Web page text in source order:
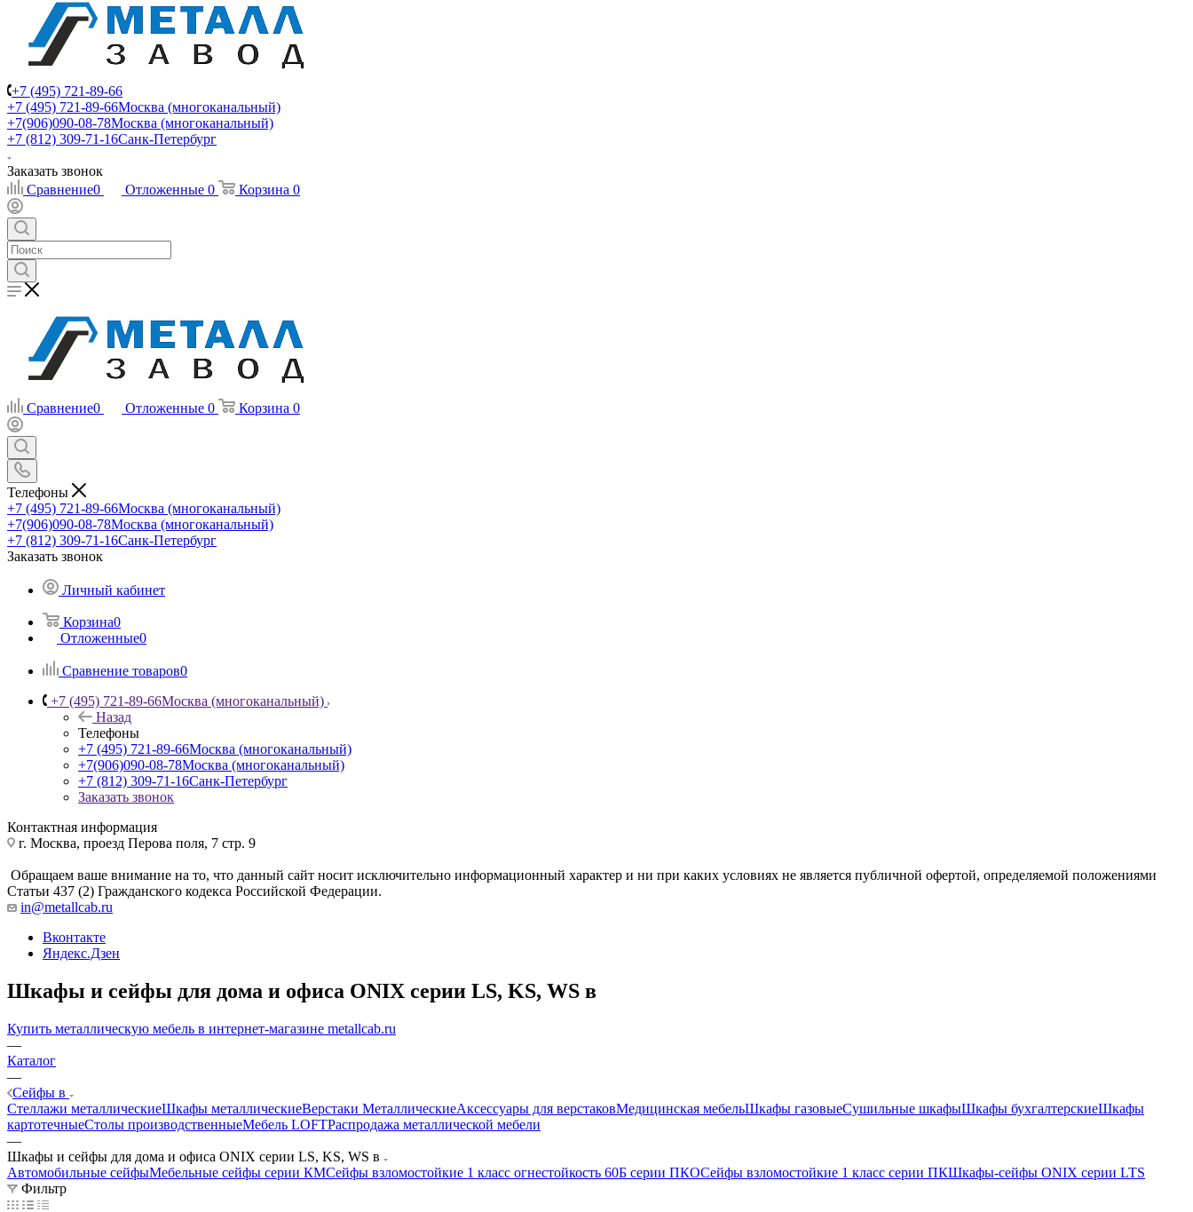
+7 (495) 721-89-66
+7 (495) 721-89-66Москва (многоканальный)
+7(906)090-08-78Москва (многоканальный)
+7 (812) 309-71-16Санк-Петербург
Заказать звонок
Сравнение0 Отложенные 0 Корзина 0
Сравнение0 Отложенные 0 Корзина 0
Телефоны
+7 (495) 721-89-66Москва (многоканальный)
+7(906)090-08-78Москва (многоканальный)
+7 (812) 309-71-16Санк-Петербург
Заказать звонок
Личный кабинет
Корзина0
Отложенные0
Сравнение товаров0
+7 (495) 721-89-66Москва (многоканальный)
Назад
Телефоны
+7 (495) 721-89-66Москва (многоканальный)
+7(906)090-08-78Москва (многоканальный)
+7 (812) 309-71-16Санк-Петербург
Заказать звонок
Контактная информация
г. Москва, проезд Перова поля, 7 стр. 9
Обращаем ваше внимание на то, что данный сайт носит исключительно информационный характер и ни при каких условиях не является публичной офертой, определяемой положениями
Статьи 437 (2) Гражданского кодекса Российской Федерации.
in@metallcab.ru
Вконтакте
Яндекс.Дзен
Шкафы и сейфы для дома и офиса ONIX серии LS, KS, WS в
Купить металлическую мебель в интернет-магазине metallcab.ru
—
Каталог
—
Сейфы в
Стеллажи металлическиеШкафы металлическиеВерстаки МеталлическиеАксессуары для верстаковМедицинская мебельШкафы газовыеСушильные шкафыШкафы бухгалтерскиеШкафы
картотечныеСтолы производственныеМебель LOFTРаспродажа металлической мебели
—
Шкафы и сейфы для дома и офиса ONIX серии LS, KS, WS в
Автомобильные сейфыМебельные сейфы серии КМСейфы взломостойкие 1 класс огнестойкость 60Б серии ПКОСейфы взломостойкие 1 класс серии ПКШкафы-сейфы ONIX серии LTS
Фильтр